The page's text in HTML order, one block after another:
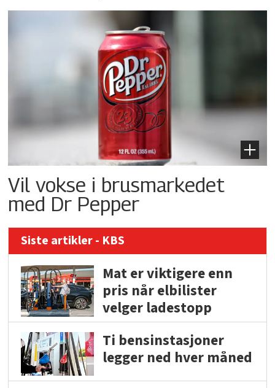
Vil vokse i brusmarkedet
med Dr Pepper
Siste artikler - KBS
Mat er viktigere enn
pris når elbilister
velger ladestopp
Ti bensinstasjoner
legger ned hver måned